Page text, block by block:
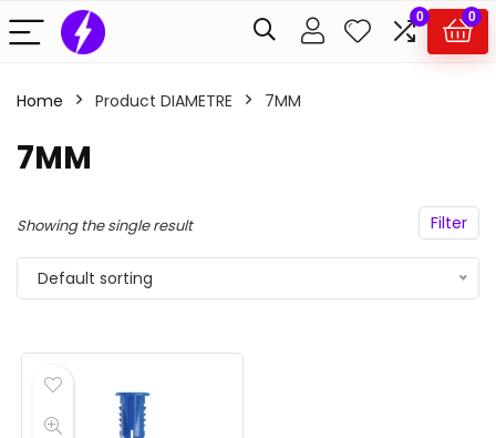
0 0
Home Product DIAMETRE 7MM
7MM
Filter
Showing the single result
Default sorting